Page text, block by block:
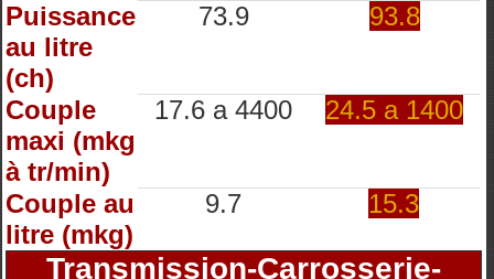
Puissance
au litre
(ch)
73.9 93.8
Couple
maxi (mkg
à tr/min)
17.6 a 4400 24.5 a 1400
Couple au
litre (mkg)
9.7 15.3
Transmission-Carrosserie-